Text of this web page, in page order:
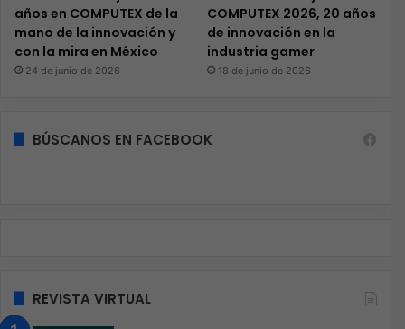
años en COMPUTEX de la
mano de la innovación y
con la mira en México
24 de junio de 2026
COMPUTEX 2026, 20 años
de innovación en la
industria gamer
18 de junio de 2026
BÚSCANOS EN FACEBOOK
REVISTA VIRTUAL